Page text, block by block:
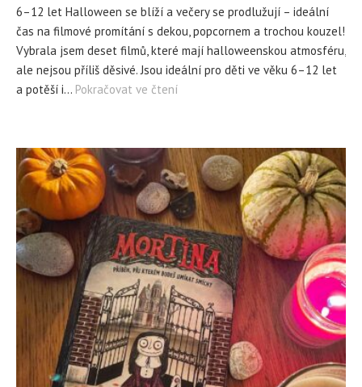
6–12 let Halloween se blíží a večery se prodlužují – ideální
čas na filmové promítání s dekou, popcornem a trochou kouzel!
Vybrala jsem deset filmů, které mají halloweenskou atmosféru,
ale nejsou příliš děsivé. Jsou ideální pro děti ve věku 6–12 let
a potěší i… Pokračovat ve čtení